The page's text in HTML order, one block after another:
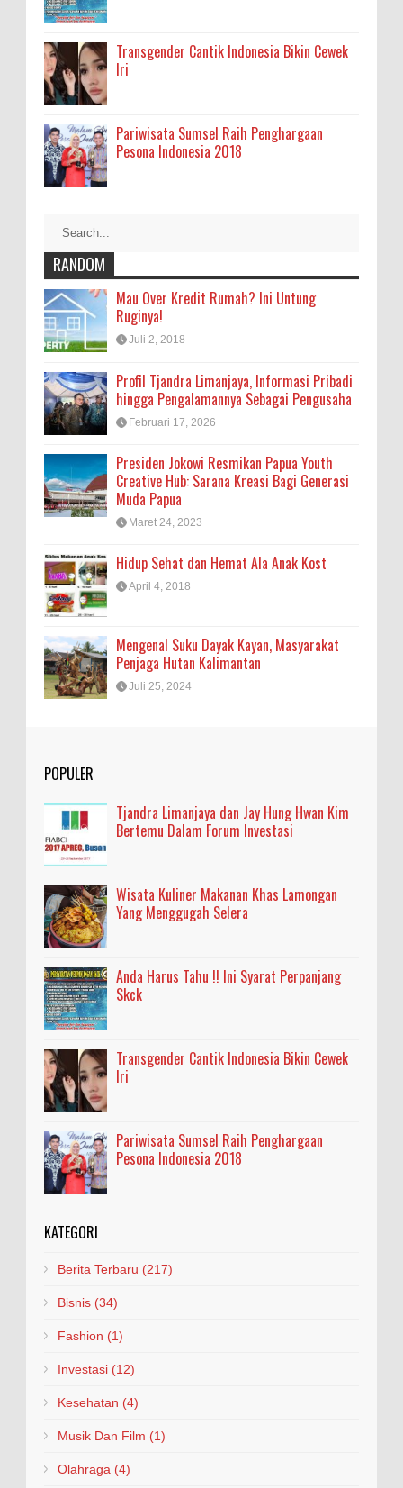
Transgender Cantik Indonesia Bikin Cewek
Iri
Pariwisata Sumsel Raih Penghargaan
Pesona Indonesia 2018
RANDOM
Mau Over Kredit Rumah? Ini Untung
Ruginya!
Juli 2, 2018
Profil Tjandra Limanjaya, Informasi Pribadi
hingga Pengalamannya Sebagai Pengusaha
Februari 17, 2026
Presiden Jokowi Resmikan Papua Youth
Creative Hub: Sarana Kreasi Bagi Generasi
Muda Papua
Maret 24, 2023
Hidup Sehat dan Hemat Ala Anak Kost
April 4, 2018
Mengenal Suku Dayak Kayan, Masyarakat
Penjaga Hutan Kalimantan
Juli 25, 2024
POPULER
Tjandra Limanjaya dan Jay Hung Hwan Kim
Bertemu Dalam Forum Investasi
Wisata Kuliner Makanan Khas Lamongan
Yang Menggugah Selera
Anda Harus Tahu !! Ini Syarat Perpanjang
Skck
Transgender Cantik Indonesia Bikin Cewek
Iri
Pariwisata Sumsel Raih Penghargaan
Pesona Indonesia 2018
KATEGORI
Berita Terbaru (217)
Bisnis (34)
Fashion (1)
Investasi (12)
Kesehatan (4)
Musik Dan Film (1)
Olahraga (4)